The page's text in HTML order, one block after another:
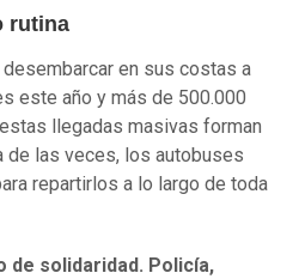
rutina
en sus costas a
este año y más de 500.000
llegadas masivas forman
de las veces, los autobuses
repartirlos a lo largo de toda
de solidaridad. Policía,